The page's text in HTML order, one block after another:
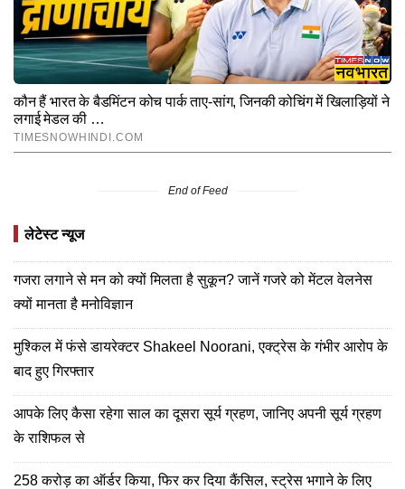
End of Feed
लेटेस्ट न्यूज
गजरा लगाने से मन को क्यों मिलता है सुकून? जानें गजरे को मेंटल वेलनेस
क्यों मानता है मनोविज्ञान
मुश्किल में फंसे डायरेक्टर Shakeel Noorani, एक्ट्रेस के गंभीर आरोप के
बाद हुए गिरफ्तार
आपके लिए कैसा रहेगा साल का दूसरा सूर्य ग्रहण, जानिए अपनी सूर्य ग्रहण
के राशिफल से
258 करोड़ का ऑर्डर किया, फिर कर दिया कैंसिल, स्ट्रेस भगाने के लिए